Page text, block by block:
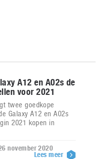
A12 en A02s de
voor 2021
twee goedkope
Galaxy A12 en A02s
2021 kopen in
november 2020
Lees meer